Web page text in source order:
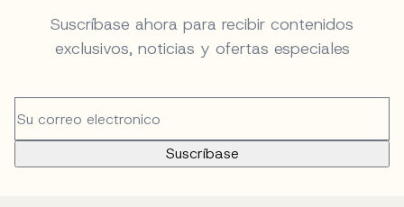
Suscríbase ahora para recibir contenidos
exclusivos, noticias y ofertas especiales